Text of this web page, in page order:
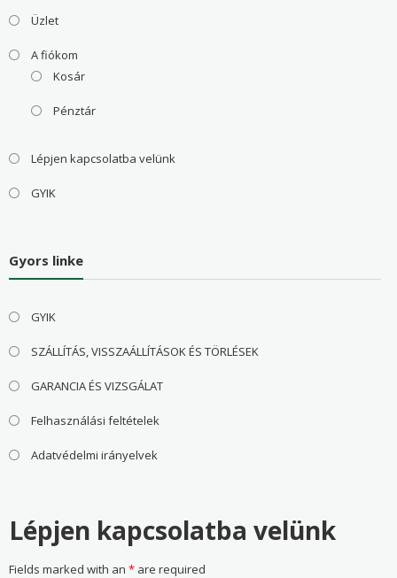
Üzlet
A fiókom
Kosár
Pénztár
Lépjen kapcsolatba velünk
GYIK
Gyors linke
GYIK
SZÁLLÍTÁS, VISSZAÁLLÍTÁSOK ÉS TÖRLÉSEK
GARANCIA ÉS VIZSGÁLAT
Felhasználási feltételek
Adatvédelmi irányelvek
Lépjen kapcsolatba velünk
Fields marked with an *are required